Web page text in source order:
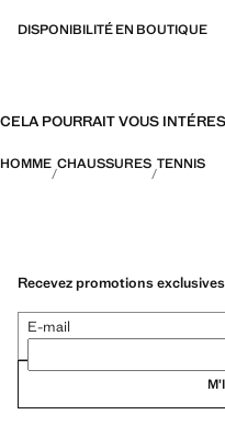
DISPONIBILITÉ EN BOUTIQUE
CELA POURRAIT VOUS
HOMME CHAUSSURES TENNIS
Recevez promotions
E-mail